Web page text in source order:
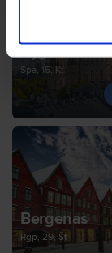
Ryga
Spa, 15, Kt
Bergenas
Rgp, 29, Št